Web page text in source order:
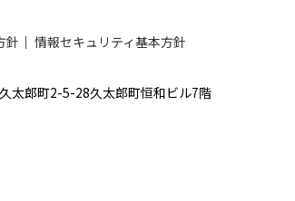
針 ｜ 情報セキュリティ基本方針
太郎町2-5-28久太郎町恒和ビル7階